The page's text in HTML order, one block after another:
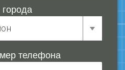
телефона